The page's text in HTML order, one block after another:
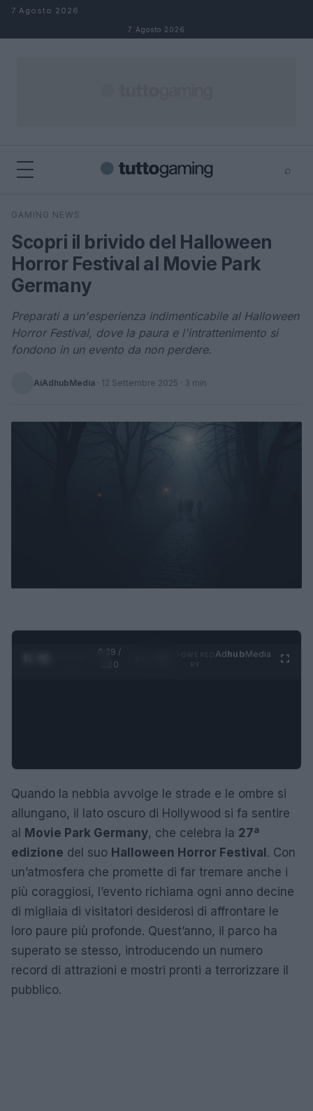
Salta al contenuto
7 Agosto 2026
7 Agosto 2026
⌕
Cerca
GAMING NEWS
Scopri il brivido del Halloween
Horror Festival al Movie Park
Germany
Preparati a un'esperienza indimenticabile al Halloween
Horror Festival, dove la paura e l'intrattenimento si
fondono in un evento da non perdere.
AiAdhubMedia · 12 Settembre 2025 · 3 min
0:28 /
1:20
AdhubMedia
Quando la nebbia avvolge le strade e le ombre si
allungano, il lato oscuro di Hollywood si fa sentire
al Movie Park Germany, che celebra la 27ª
edizione del suo Halloween Horror Festival. Con
un’atmosfera che promette di far tremare anche i
più coraggiosi, l’evento richiama ogni anno decine
di migliaia di visitatori desiderosi di affrontare le
loro paure più profonde. Quest’anno, il parco ha
superato se stesso, introducendo un numero
record di attrazioni e mostri pronti a terrorizzare il
pubblico.